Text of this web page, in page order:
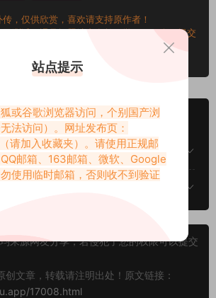
，仅供欣赏，喜欢请支持原作者！
测试，遇见问题站内有教程学习，不会再提交
、纯绿色版本，若有需求请另寻，谢谢！
件损坏、解压出错怎么办？
解压？
来源网友分享，若侵犯了您的权限可以提交
创文章，转载请注明出处！原文链接：
17008.html
站点提示
或谷歌浏览器访问，个别国产浏
法访问）。网址发布页：
（请加入收藏夹）。请使用正规邮
邮箱、163邮箱、微软、Google
使用临时邮箱，否则收不到验证